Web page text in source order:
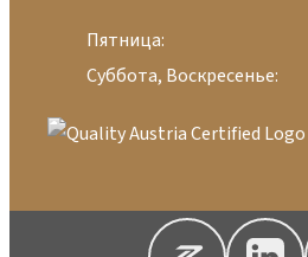
Пятница:
Суббота, Воскресенье: